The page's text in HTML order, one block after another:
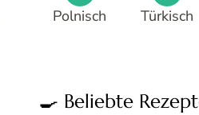
Polnisch Türkisch
🍳 Beliebte